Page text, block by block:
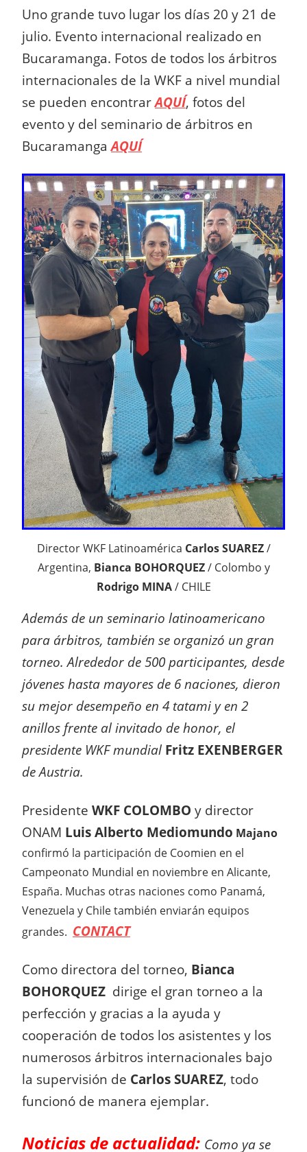
Uno grande tuvo lugar los días 20 y 21 de
julio. Evento internacional realizado en
Bucaramanga. Fotos de todos los árbitros
internacionales de la WKF a nivel mundial
se pueden encontrarAQUÍ, fotos del
evento y del seminario de árbitros en
BucaramangaAQUÍ
Director WKF Latinoamérica Carlos SUAREZ/
Argentina, Bianca BOHORQUEZ/ Colombo y
Rodrigo MINA/ CHILE
Además de un seminario latinoamericano
para árbitros, también se organizó un gran
torneo. Alrededor de 500 participantes, desde
jóvenes hasta mayores de 6 naciones, dieron
su mejor desempeño en 4 tatami y en 2
anillos frente al invitado de honor, el
presidente WKF mundial Fritz EXENBERGER
de Austria.
Presidente WKF COLOMBO y director
ONAM Luis Alberto Mediomundo Majano
confirmó la participación de Coomien en el
Campeonato Mundial en noviembre en Alicante,
España. Muchas otras naciones como Panamá,
Venezuela y Chile también enviarán equipos
grandes. CONTACT
Como directora del torneo, Bianca
BOHORQUEZ dirige el gran torneo a la
perfección y gracias a la ayuda y
cooperación de todos los asistentes y los
numerosos árbitros internacionales bajo
la supervisión de Carlos SUAREZ, todo
funcionó de manera ejemplar.
Noticias de actualidad: Como ya se